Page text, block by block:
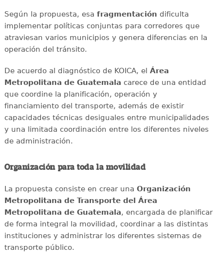
Según la propuesta, esa fragmentación dificulta
implementar políticas conjuntas para corredores que
atraviesan varios municipios y genera diferencias en la
operación del tránsito.
De acuerdo al diagnóstico de KOICA, el Área
Metropolitana de Guatemala carece de una entidad
que coordine la planificación, operación y
financiamiento del transporte, además de existir
capacidades técnicas desiguales entre municipalidades
y una limitada coordinación entre los diferentes niveles
de administración.
Organización para toda la movilidad
La propuesta consiste en crear una Organización
Metropolitana de Transporte del Área
Metropolitana de Guatemala, encargada de planificar
de forma integral la movilidad, coordinar a las distintas
instituciones y administrar los diferentes sistemas de
transporte público.